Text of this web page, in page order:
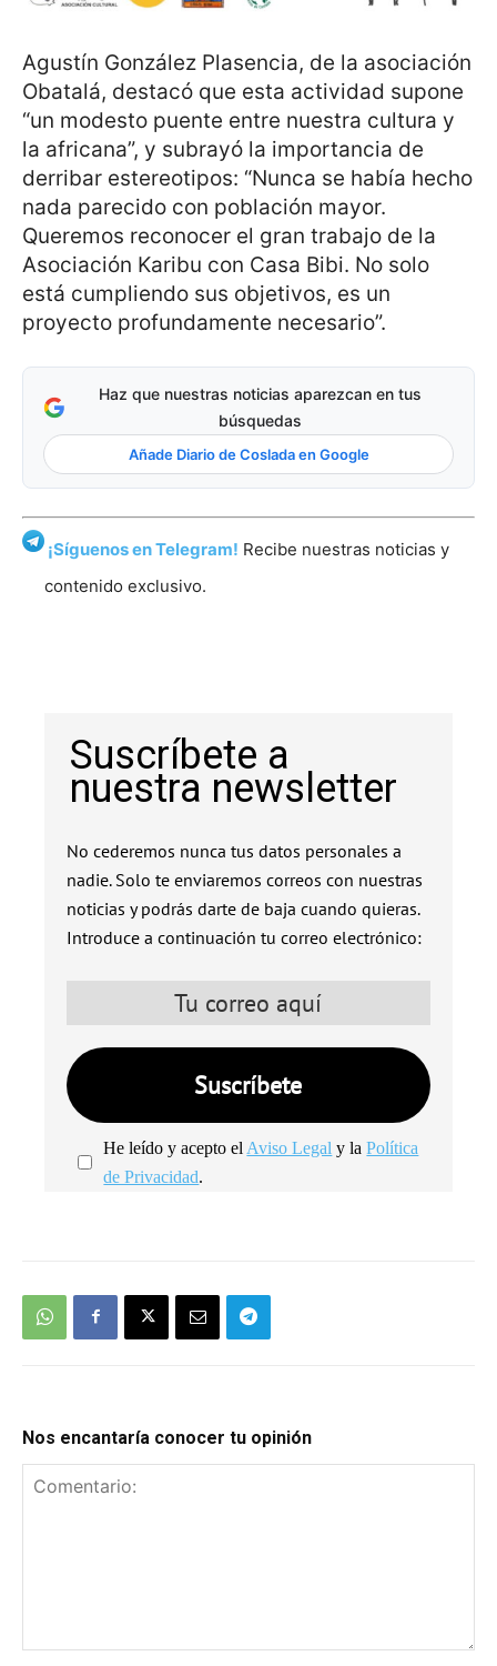
Agustín González Plasencia, de la asociación
Obatalá, destacó que esta actividad supone
“un modesto puente entre nuestra cultura y
la africana”, y subrayó la importancia de
derribar estereotipos: “Nunca se había hecho
nada parecido con población mayor.
Queremos reconocer el gran trabajo de la
Asociación Karibu con Casa Bibi. No solo
está cumpliendo sus objetivos, es un
proyecto profundamente necesario”.
Haz que nuestras noticias aparezcan en tus
búsquedas
Añade Diario de Coslada en Google
¡Síguenos en Telegram! Recibe nuestras noticias y
contenido exclusivo.
Suscríbete a
nuestra newsletter
No cederemos nunca tus datos personales a
nadie. Solo te enviaremos correos con nuestras
noticias y podrás darte de baja cuando quieras.
Introduce a continuación tu correo electrónico:
He leído y acepto el Aviso Legal y laPolítica
de Privacidad.
Nos encantaría conocer tu opinión